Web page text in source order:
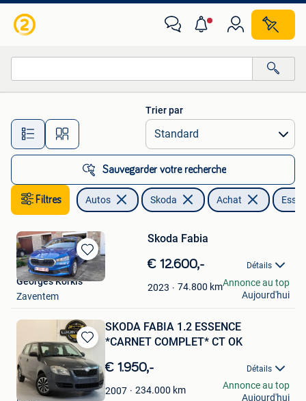
Toutes les distances…
Trier par
Sauvegarder votre recherche
Filtres Autos Skoda Achat
Sauvegarder
dans
Mes
Skoda Fabia
€ 12.600,- Détails
2023 74.800 km
Georges Korkis
Zaventem
Annonce au top
Aujourd'hui
Sauvegarder
dans
Mes
Favoris
SKODA FABIA 1.2 ESSENCE
*CARNET COMPLET* CT OK
€ 1.950,- Détails
2007 234.000 km
LUXURY MOTORS
Annonce au top
Aujourd'hui